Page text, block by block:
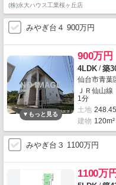
(株)永大ハウス工業桜ヶ丘店
みやぎ台４ 900万円
900万円
4LDK /築
仙台市青葉
ＪＲ仙山
1分
土地
建物
みやぎ台３ 1100万円
1100万円